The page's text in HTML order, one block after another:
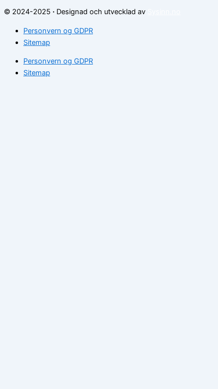
© 2024-2025 · Designad och utvecklad av
Personvern og GDPR
Sitemap
Personvern og GDPR
Sitemap